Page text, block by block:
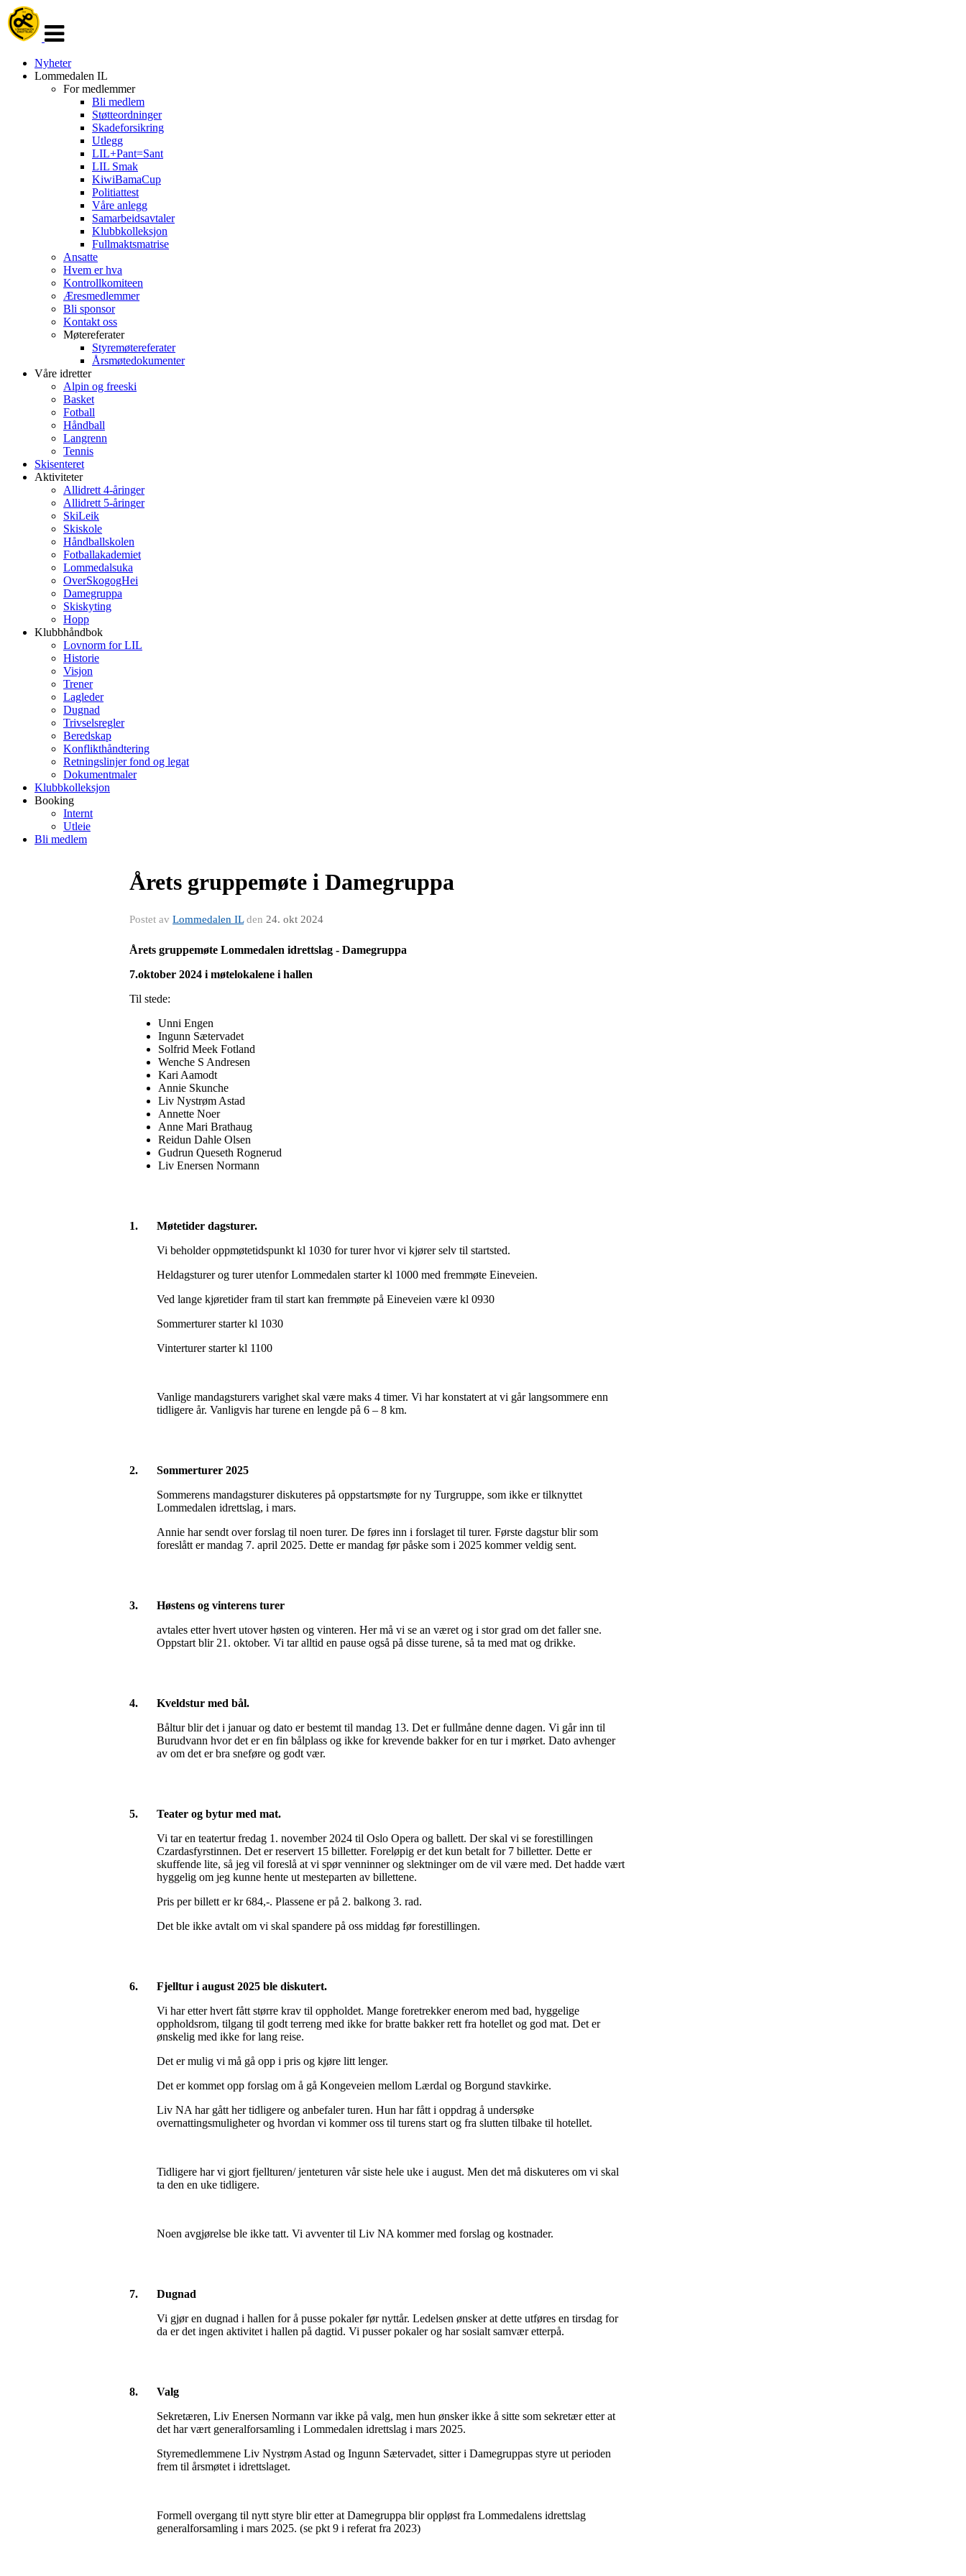
navigasjon
Nyheter
Lommedalen IL
For medlemmer
Bli medlem
Støtteordninger
Skadeforsikring
Utlegg
LIL+Pant=Sant
LIL Smak
KiwiBamaCup
Politiattest
Våre anlegg
Samarbeidsavtaler
Klubbkolleksjon
Fullmaktsmatrise
Ansatte
Hvem er hva
Kontrollkomiteen
Æresmedlemmer
Bli sponsor
Kontakt oss
Møtereferater
Styremøtereferater
Årsmøtedokumenter
Våre idretter
Alpin og freeski
Basket
Fotball
Håndball
Langrenn
Tennis
Skisenteret
Aktiviteter
Allidrett 4-åringer
Allidrett 5-åringer
SkiLeik
Skiskole
Håndballskolen
Fotballakademiet
Lommedalsuka
OverSkogogHei
Damegruppa
Skiskyting
Hopp
Klubbhåndbok
Lovnorm for LIL
Historie
Visjon
Trener
Lagleder
Dugnad
Trivselsregler
Beredskap
Konflikthåndtering
Retningslinjer fond og legat
Dokumentmaler
Klubbkolleksjon
Booking
Internt
Utleie
Bli medlem
Årets gruppemøte i Damegruppa
Postet av Lommedalen ILden 24. okt 2024
Årets gruppemøte Lommedalen idrettslag - Damegruppa
7.oktober 2024 i møtelokalene i hallen
Til stede:
Unni Engen
Ingunn Sætervadet
Solfrid Meek Fotland
Wenche S Andresen
Kari Aamodt
Annie Skunche
Liv Nystrøm Astad
Annette Noer
Anne Mari Brathaug
Reidun Dahle Olsen
Gudrun Queseth Rognerud
Liv Enersen Normann
1.
Møtetider dagsturer.
Vi beholder oppmøtetidspunkt kl 1030 for turer hvor vi kjører selv til startsted.
Heldagsturer og turer utenfor Lommedalen starter kl 1000 med fremmøte Eineveien.
Ved lange kjøretider fram til start kan fremmøte på Eineveien være kl 0930
Sommerturer starter kl 1030
Vinterturer starter kl 1100
Vanlige mandagsturers varighet skal være maks 4 timer. Vi har konstatert at vi går langsommere enn
tidligere år. Vanligvis har turene en lengde på 6 – 8 km.
2.
Sommerturer 2025
Sommerens mandagsturer diskuteres på oppstartsmøte for ny Turgruppe, som ikke er tilknyttet
Lommedalen idrettslag, i mars.
Annie har sendt over forslag til noen turer. De føres inn i forslaget til turer. Første dagstur blir som
foreslått er mandag 7. april 2025. Dette er mandag før påske som i 2025 kommer veldig sent.
3.
Høstens og vinterens turer
avtales etter hvert utover høsten og vinteren. Her må vi se an været og i stor grad om det faller sne.
Oppstart blir 21. oktober. Vi tar alltid en pause også på disse turene, så ta med mat og drikke.
4.
Kveldstur med bål.
Båltur blir det i januar og dato er bestemt til mandag 13. Det er fullmåne denne dagen. Vi går inn til
Burudvann hvor det er en fin bålplass og ikke for krevende bakker for en tur i mørket. Dato avhenger
av om det er bra sneføre og godt vær.
5.
Teater og bytur med mat.
Vi tar en teatertur fredag 1. november 2024 til Oslo Opera og ballett. Der skal vi se forestillingen
Czardasfyrstinnen. Det er reservert 15 billetter. Foreløpig er det kun betalt for 7 billetter. Dette er
skuffende lite, så jeg vil foreslå at vi spør venninner og slektninger om de vil være med. Det hadde vært
hyggelig om jeg kunne hente ut mesteparten av billettene.
Pris per billett er kr 684,-. Plassene er på 2. balkong 3. rad.
Det ble ikke avtalt om vi skal spandere på oss middag før forestillingen.
6.
Fjelltur i august 2025 ble diskutert.
Vi har etter hvert fått større krav til oppholdet. Mange foretrekker enerom med bad, hyggelige
oppholdsrom, tilgang til godt terreng med ikke for bratte bakker rett fra hotellet og god mat. Det er
ønskelig med ikke for lang reise.
Det er mulig vi må gå opp i pris og kjøre litt lenger.
Det er kommet opp forslag om å gå Kongeveien mellom Lærdal og Borgund stavkirke.
Liv NA har gått her tidligere og anbefaler turen. Hun har fått i oppdrag å undersøke
overnattingsmuligheter og hvordan vi kommer oss til turens start og fra slutten tilbake til hotellet.
Tidligere har vi gjort fjellturen/ jenteturen vår siste hele uke i august. Men det må diskuteres om vi skal
ta den en uke tidligere.
Noen avgjørelse ble ikke tatt. Vi avventer til Liv NA kommer med forslag og kostnader.
7.
Dugnad
Vi gjør en dugnad i hallen for å pusse pokaler før nyttår. Ledelsen ønsker at dette utføres en tirsdag for
da er det ingen aktivitet i hallen på dagtid. Vi pusser pokaler og har sosialt samvær etterpå.
8.
Valg
Sekretæren, Liv Enersen Normann var ikke på valg, men hun ønsker ikke å sitte som sekretær etter at
det har vært generalforsamling i Lommedalen idrettslag i mars 2025.
Styremedlemmene Liv Nystrøm Astad og Ingunn Sætervadet, sitter i Damegruppas styre ut perioden
frem til årsmøtet i idrettslaget.
Formell overgang til nytt styre blir etter at Damegruppa blir oppløst fra Lommedalens idrettslag
generalforsamling i mars 2025. (se pkt 9 i referat fra 2023)